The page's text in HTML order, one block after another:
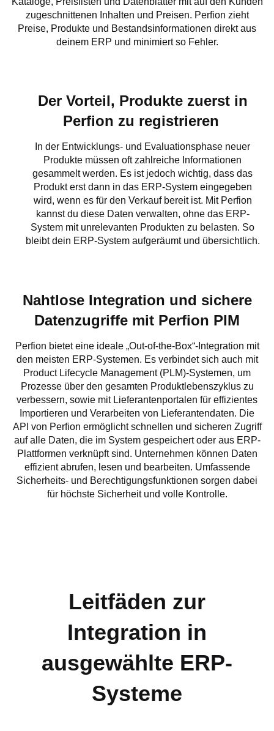
zugeschnittenen Inhalten und Preisen. Perfion zieht
Preise, Produkte und Bestandsinformationen direkt aus
deinem ERP und minimiert so Fehler.
Der Vorteil, Produkte zuerst in
Perfion zu registrieren
In der Entwicklungs- und Evaluationsphase neuer
Produkte müssen oft zahlreiche Informationen
gesammelt werden. Es ist jedoch wichtig, dass das
Produkt erst dann in das ERP-System eingegeben
wird, wenn es für den Verkauf bereit ist. Mit Perfion
kannst du diese Daten verwalten, ohne das ERP-
System mit unrelevanten Produkten zu belasten. So
bleibt dein ERP-System aufgeräumt und übersichtlich.
Nahtlose Integration und sichere
Datenzugriffe mit Perfion PIM
Perfion bietet eine ideale „Out-of-the-Box“-Integration mit
den meisten ERP-Systemen. Es verbindet sich auch mit
Product Lifecycle Management (PLM)-Systemen, um
Prozesse über den gesamten Produktlebenszyklus zu
verbessern, sowie mit Lieferantenportalen für effizientes
Importieren und Verarbeiten von Lieferantendaten. Die
API von Perfion ermöglicht schnellen und sicheren Zugriff
auf alle Daten, die im System gespeichert oder aus ERP-
Plattformen verknüpft sind. Unternehmen können Daten
effizient abrufen, lesen und bearbeiten. Umfassende
Sicherheits- und Berechtigungsfunktionen sorgen dabei
für höchste Sicherheit und volle Kontrolle.
Leitfäden zur
Integration in
ausgewählte ERP-
Systeme